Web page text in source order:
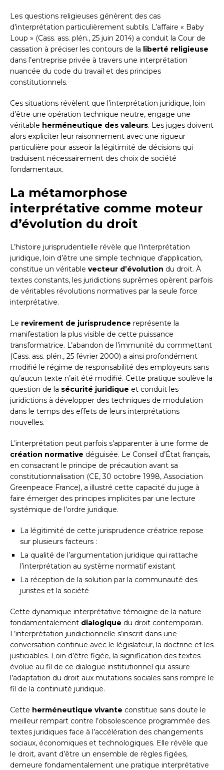
Les questions religieuses génèrent des cas
d’interprétation particulièrement subtils. L’affaire « Baby
Loup » (Cass. ass. plén., 25 juin 2014) a conduit la Cour de
cassation à préciser les contours de la liberté religieuse
dans l’entreprise privée à travers une interprétation
nuancée du code du travail et des principes
constitutionnels.
Ces situations révèlent que l’interprétation juridique, loin
d’être une opération technique neutre, engage une
véritable herméneutique des valeurs. Les juges doivent
alors expliciter leur raisonnement avec une rigueur
particulière pour asseoir la légitimité de décisions qui
traduisent nécessairement des choix de société
fondamentaux.
La métamorphose
interprétative comme moteur
d’évolution du droit
L’histoire jurisprudentielle révèle que l’interprétation
juridique, loin d’être une simple technique d’application,
constitue un véritable vecteur d’évolution du droit. À
textes constants, les juridictions suprêmes opèrent parfois
de véritables révolutions normatives par la seule force
interprétative.
Le revirement de jurisprudence représente la
manifestation la plus visible de cette puissance
transformatrice. L’abandon de l’immunité du commettant
(Cass. ass. plén., 25 février 2000) a ainsi profondément
modifié le régime de responsabilité des employeurs sans
qu’aucun texte n’ait été modifié. Cette pratique soulève la
question de la sécurité juridique et conduit les
juridictions à développer des techniques de modulation
dans le temps des effets de leurs interprétations
nouvelles.
L’interprétation peut parfois s’apparenter à une forme de
création normative déguisée. Le Conseil d’État français,
en consacrant le principe de précaution avant sa
constitutionnalisation (CE, 30 octobre 1998, Association
Greenpeace France), a illustré cette capacité du juge à
faire émerger des principes implicites par une lecture
systémique de l’ordre juridique.
La légitimité de cette jurisprudence créatrice repose
sur plusieurs facteurs :
La qualité de l’argumentation juridique qui rattache
l’interprétation au système normatif existant
La réception de la solution par la communauté des
juristes et la société
Cette dynamique interprétative témoigne de la nature
fondamentalement dialogique du droit contemporain.
L’interprétation juridictionnelle s’inscrit dans une
conversation continue avec le législateur, la doctrine et les
justiciables. Loin d’être figée, la signification des textes
évolue au fil de ce dialogue institutionnel qui assure
l’adaptation du droit aux mutations sociales sans rompre le
fil de la continuité juridique.
Cette herméneutique vivante constitue sans doute le
meilleur rempart contre l’obsolescence programmée des
textes juridiques face à l’accélération des changements
sociaux, économiques et technologiques. Elle révèle que
le droit, avant d’être un ensemble de règles figées,
demeure fondamentalement une pratique interprétative